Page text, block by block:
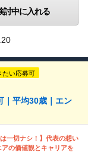
討中に入れる
たい応募可
｜平均30歳｜エン
一切ナシ！】代表の想い
の価値観とキャリアを